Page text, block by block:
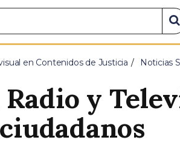
en Contenidos de Justicia Noticias
y